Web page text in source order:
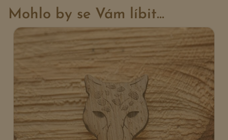
Mohlo by se Vám líbit...